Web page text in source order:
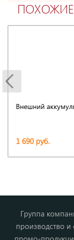
Внешний
1 690 руб.
Группа
производство